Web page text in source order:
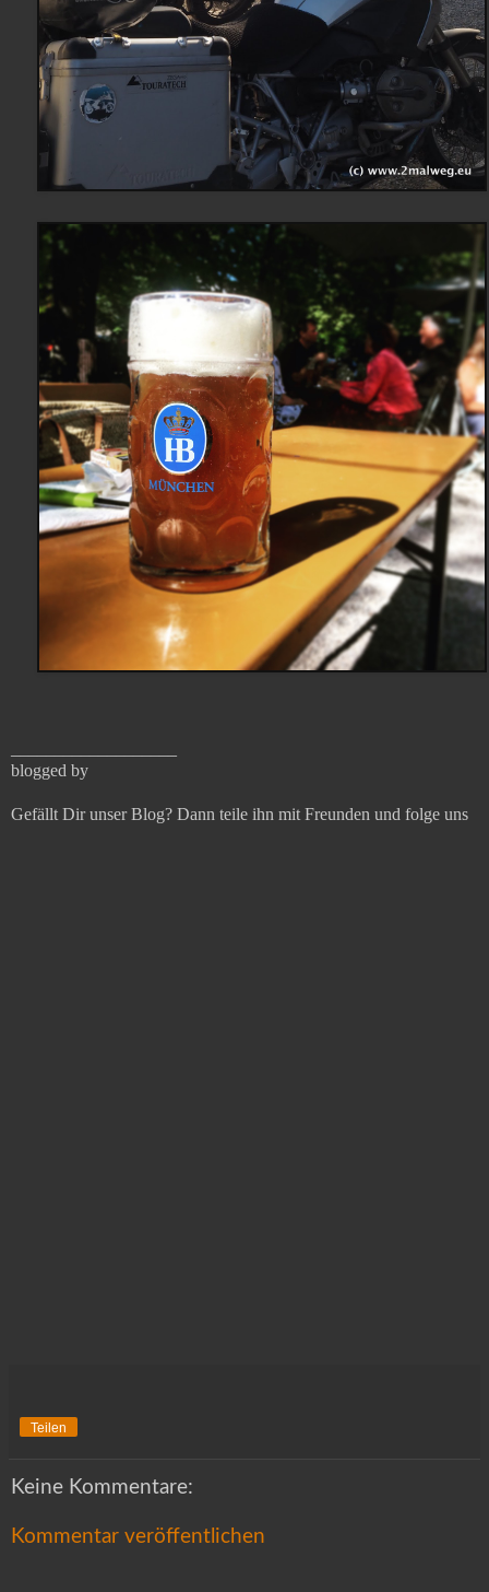
blogged by
Gefällt Dir unser Blog? Dann teile ihn mit Freunden und folge uns
Teilen
Keine Kommentare:
Kommentar veröffentlichen